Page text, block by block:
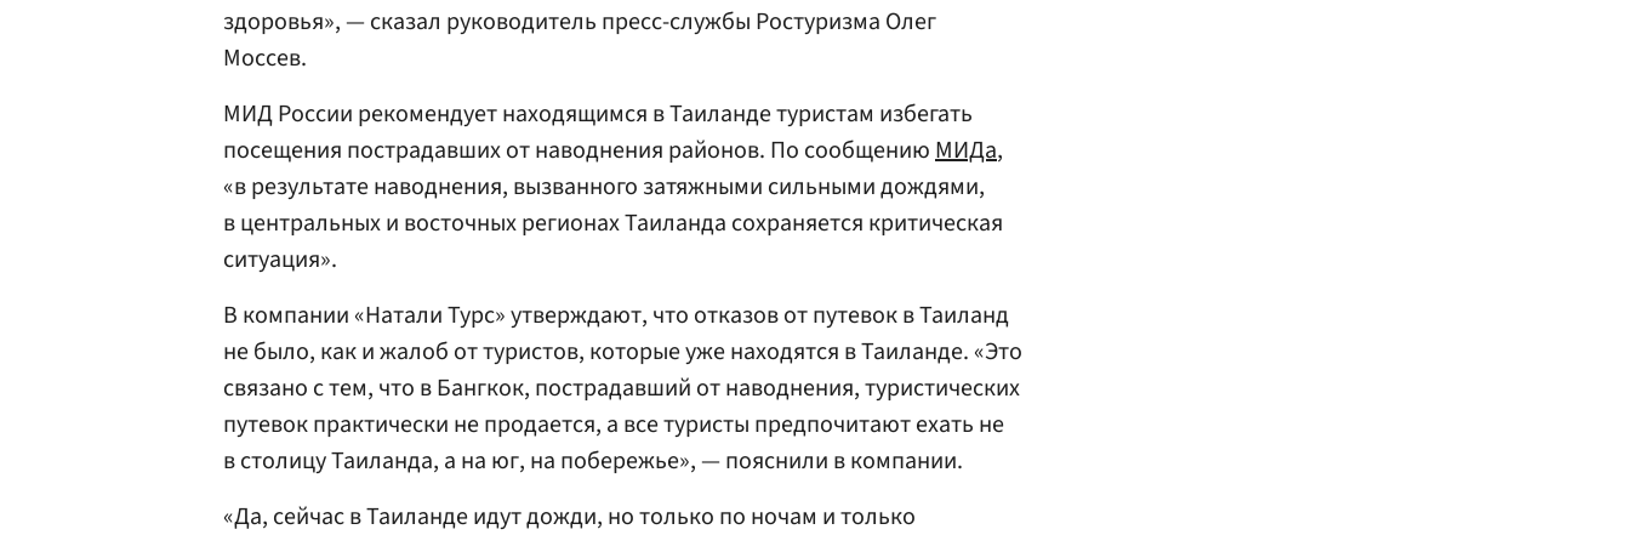
здоровья», — сказал руководитель пресс-службы Ростуризма Олег
Моссев.
МИД России рекомендует находящимся в Таиланде туристам избегать
посещения пострадавших от наводнения районов. По сообщениюМИДа,
«в результате наводнения, вызванного затяжными сильными дождями,
в центральных и восточных регионах Таиланда сохраняется критическая
ситуация».
В компании «Натали Турс» утверждают, что отказов от путевок в Таиланд
не было, как и жалоб от туристов, которые уже находятся в Таиланде. «Это
связано с тем, что в Бангкок, пострадавший от наводнения, туристических
путевок практически не продается, а все туристы предпочитают ехать не
в столицу Таиланда, а на юг, на побережье», — пояснили в компании.
«Да, сейчас в Таиланде идут дожди, но только по ночам и только